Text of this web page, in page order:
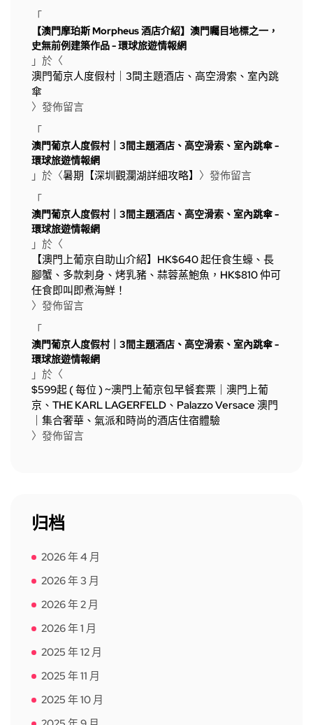
「
【澳門摩珀斯 Morpheus 酒店介紹】澳門矚目地標之一，
史無前例建築作品 - 環球旅遊情報網
」於〈
澳門葡京人度假村｜3間主題酒店、高空滑索、室內跳
傘
〉發佈留言
「
澳門葡京人度假村｜3間主題酒店、高空滑索、室內跳傘 -
環球旅遊情報網
」於〈暑期【深圳觀瀾湖詳細攻略】 〉發佈留言
「
澳門葡京人度假村｜3間主題酒店、高空滑索、室內跳傘 -
環球旅遊情報網
」於〈
【澳門上葡京自助山介紹】HK$640 起任食生蠔、長
腳蟹、多款刺身、烤乳豬、蒜蓉蒸鮑魚，HK$810 仲可
任食即叫即煮海鮮！
〉發佈留言
「
澳門葡京人度假村｜3間主題酒店、高空滑索、室內跳傘 -
環球旅遊情報網
」於〈
$599起 ( 每位 ) ~澳門上葡京包早餐套票｜澳門上葡
京、THE KARL LAGERFELD、Palazzo Versace 澳門
｜集合奢華、氣派和時尚的酒店住宿體驗
〉發佈留言
归档
2026 年 4 月
2026 年 3 月
2026 年 2 月
2026 年 1 月
2025 年 12 月
2025 年 11 月
2025 年 10 月